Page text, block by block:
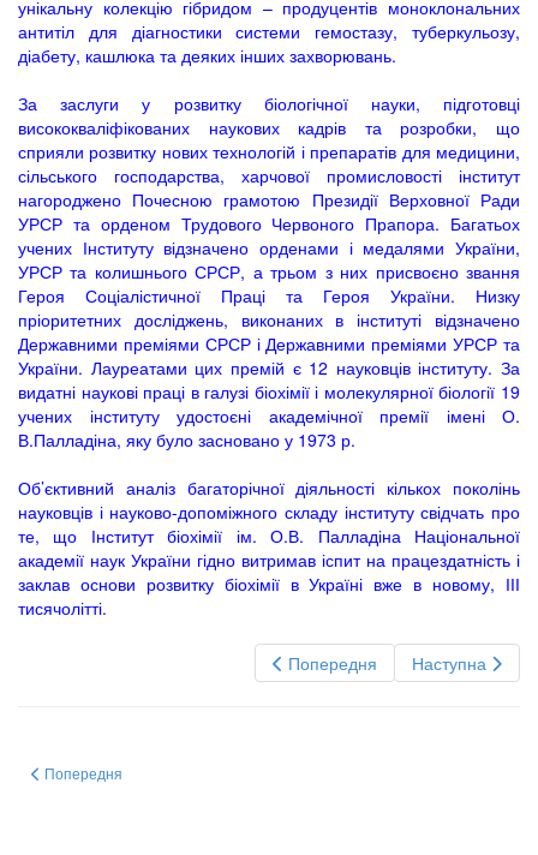
унікальну колекцію гібридом – продуцентів моноклональних
антитіл для діагностики системи гемостазу, туберкульозу,
діабету, кашлюка та деяких інших захворювань.
За заслуги у розвитку біологічної науки, підготовці
висококваліфікованих наукових кадрів та розробки, що
сприяли розвитку нових технологій і препаратів для медицини,
сільського господарства, харчової промисловості інститут
нагороджено Почесною грамотою Президії Верховної Ради
УРСР та орденом Трудового Червоного Прапора. Багатьох
учених Інституту відзначено орденами і медалями України,
УРСР та колишнього СРСР, а трьом з них присвоєно звання
Героя Соціалістичної Праці та Героя України. Низку
пріоритетних досліджень, виконаних в інституті відзначено
Державними преміями СРСР і Державними преміями УРСР та
України. Лауреатами цих премій є 12 науковців інституту. За
видатні наукові праці в галузі біохімії і молекулярної біології 19
учених інституту удостоєні академічної премії імені О.
В.Палладіна, яку було засновано у 1973 р.
Об’єктивний аналіз багаторічної діяльності кількох поколінь
науковців і науково-допоміжного складу інституту свідчать про
те, що Інститут біохімії ім. О.В. Палладіна Національної
академії наук України гідно витримав іспит на працездатність і
заклав основи розвитку біохімії в Україні вже в новому, ІІІ
тисячолітті.
Попередня Наступна
Попередня стаття: Х Український біохімічний з’їзд Вересень 13-17,
Попередня